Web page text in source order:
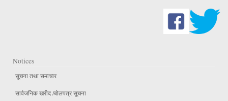
Notices
सूचना तथा समाचार
सार्वजनिक खरीद /बोलपत्र सूचना